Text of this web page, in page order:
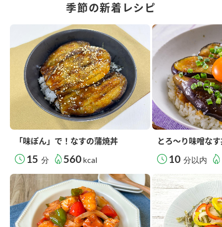
季節の新着レシピ
「味ぽん」で！なすの蒲焼丼
15 分 560 kcal
とろ～り味噌な
10 分以内